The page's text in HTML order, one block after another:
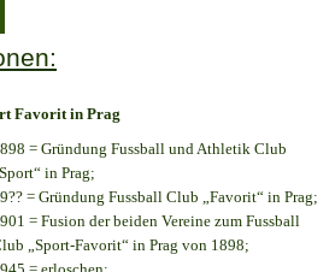
Favorit in Prag
= Gründung Fussball und Athletik Club
„Sport“ in Prag;
= Gründung Fussball Club „Favorit“ in Prag;
= Fusion der beiden Vereine zum Fussball
„Sport-Favorit“ in Prag von 1898;